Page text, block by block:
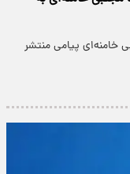
خامنه‌ای پیامی منتشر